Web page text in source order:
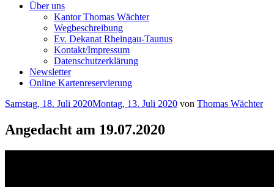
Über uns
Kantor Thomas Wächter
Wegbeschreibung
Ev. Dekanat Rheingau-Taunus
Kontakt/Impressum
Datenschutzerklärung
Newsletter
Online Kartenreservierung
Veröffentlicht
Samstag, 18. Juli 2020Montag, 13. Juli 2020 von Thomas Wächter
Angedacht am 19.07.2020